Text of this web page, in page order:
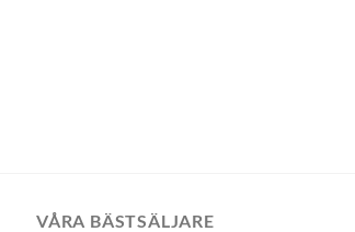
VÅRA BÄSTSÄLJARE